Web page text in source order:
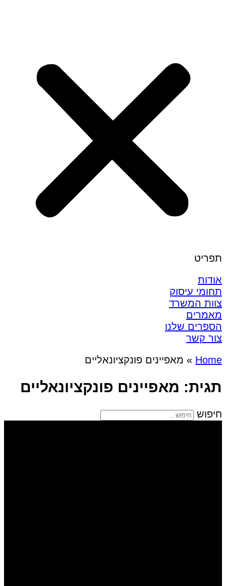
תפריט
אודות
תחומי עיסוק
צוות המשרד
מאמרים
הספרים שלנו
צור קשר
Home
» מאפיינים פונקציונאליים
תגית: מאפיינים פונקציונאליים
חיפוש